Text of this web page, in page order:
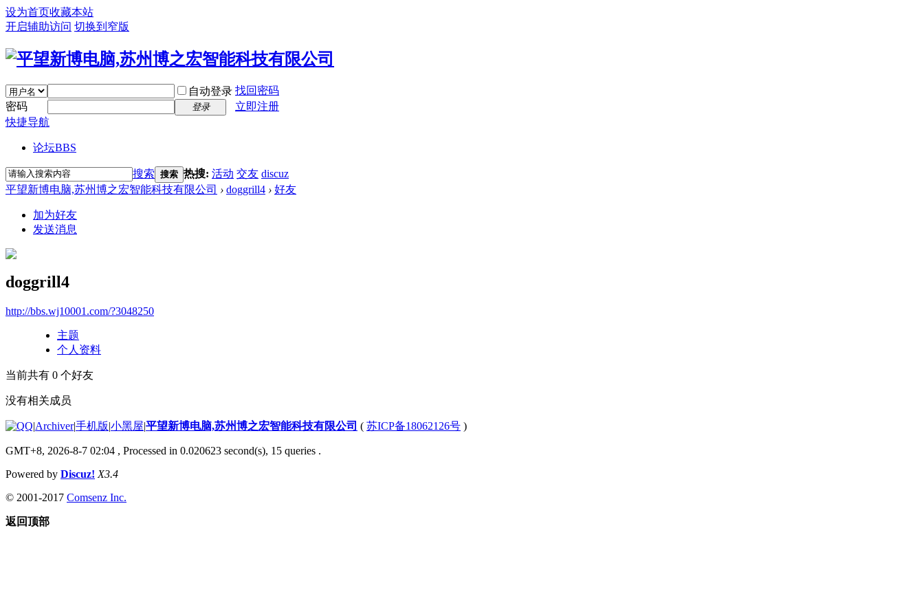
设为首页收藏本站
开启辅助访问 切换到窄版
自动登录 找回密码
密码
登录
立即注册
快捷导航
论坛BBS
搜索 搜索 热搜: 活动 交友 discuz
平望新博电脑,苏州博之宏智能科技有限公司 › doggrill4 › 好友
加为好友
发送消息
doggrill4
http://bbs.wj10001.com/?3048250
主题
个人资料
当前共有 0 个好友
没有相关成员
|Archiver|手机版|小黑屋|平望新博电脑,苏州博之宏智能科技有限公司 ( 苏ICP备18062126号 )
GMT+8, 2026-8-7 02:04 , Processed in 0.020623 second(s), 15 queries .
Powered by Discuz! X3.4
© 2001-2017 Comsenz Inc.
返回顶部